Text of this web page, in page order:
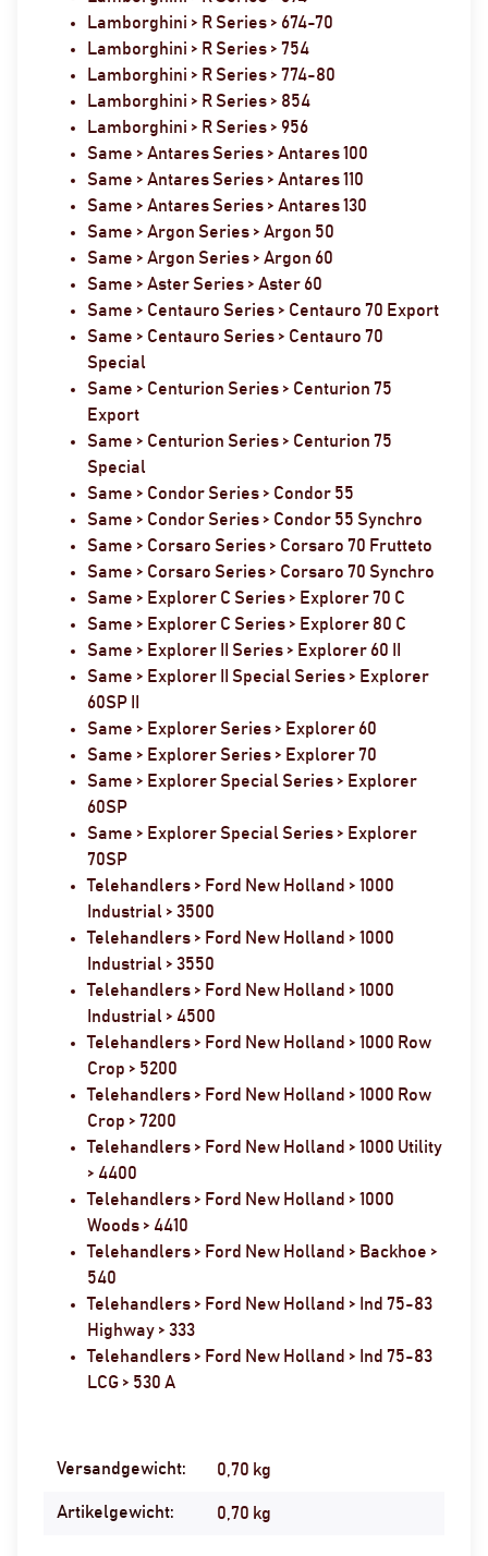
Lamborghini > R Series > 674-70
Lamborghini > R Series > 754
Lamborghini > R Series > 774-80
Lamborghini > R Series > 854
Lamborghini > R Series > 956
Same > Antares Series > Antares 100
Same > Antares Series > Antares 110
Same > Antares Series > Antares 130
Same > Argon Series > Argon 50
Same > Argon Series > Argon 60
Same > Aster Series > Aster 60
Same > Centauro Series > Centauro 70 Export
Same > Centauro Series > Centauro 70
Special
Same > Centurion Series > Centurion 75
Export
Same > Centurion Series > Centurion 75
Special
Same > Condor Series > Condor 55
Same > Condor Series > Condor 55 Synchro
Same > Corsaro Series > Corsaro 70 Frutteto
Same > Corsaro Series > Corsaro 70 Synchro
Same > Explorer C Series > Explorer 70 C
Same > Explorer C Series > Explorer 80 C
Same > Explorer II Series > Explorer 60 II
Same > Explorer II Special Series > Explorer
60SP II
Same > Explorer Series > Explorer 60
Same > Explorer Series > Explorer 70
Same > Explorer Special Series > Explorer
60SP
Same > Explorer Special Series > Explorer
70SP
Telehandlers > Ford New Holland > 1000
Industrial > 3500
Telehandlers > Ford New Holland > 1000
Industrial > 3550
Telehandlers > Ford New Holland > 1000
Industrial > 4500
Telehandlers > Ford New Holland > 1000 Row
Crop > 5200
Telehandlers > Ford New Holland > 1000 Row
Crop > 7200
Telehandlers > Ford New Holland > 1000 Utility
> 4400
Telehandlers > Ford New Holland > 1000
Woods > 4410
Telehandlers > Ford New Holland > Backhoe >
540
Telehandlers > Ford New Holland > Ind 75-83
Highway > 333
Telehandlers > Ford New Holland > Ind 75-83
LCG > 530 A
Produkteigenschaft
Wert
Versandgewicht: 0,70 kg
Artikelgewicht: 0,70 kg